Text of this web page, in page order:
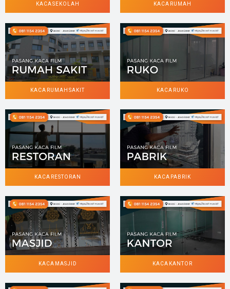
KACA SEKOLAH KACA RUMAH
KACA RUMAH SAKIT KACA RUKO
KACA RESTORAN KACA PABRIK
KACA MASJID KACA KANTOR